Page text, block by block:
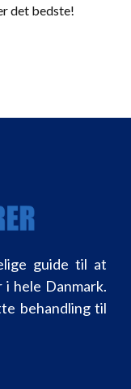
det bedste!
guide til at
hele Danmark.
behandling til